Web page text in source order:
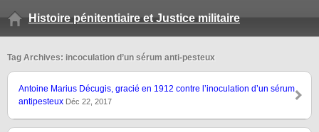
Histoire pénitentiaire et Justice militaire
Tag Archives: incoculation d’un sérum anti-pesteux
Antoine Marius Décugis, gracié en 1912 contre l’inoculation d’un sérum
antipesteux Déc 22, 2017